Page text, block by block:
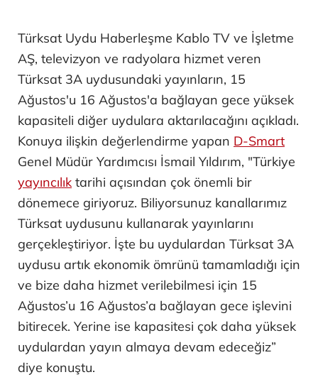
Türksat Uydu Haberleşme Kablo TV ve İşletme
AŞ, televizyon ve radyolara hizmet veren
Türksat 3A uydusundaki yayınların, 15
Ağustos'u 16 Ağustos'a bağlayan gece yüksek
kapasiteli diğer uydulara aktarılacağını açıkladı.
Konuya ilişkin değerlendirme yapan D-Smart
Genel Müdür Yardımcısı İsmail Yıldırım, "Türkiye
yayıncılık tarihi açısından çok önemli bir
dönemece giriyoruz. Biliyorsunuz kanallarımız
Türksat uydusunu kullanarak yayınlarını
gerçekleştiriyor. İşte bu uydulardan Türksat 3A
uydusu artık ekonomik ömrünü tamamladığı için
ve bize daha hizmet verilebilmesi için 15
Ağustos’u 16 Ağustos’a bağlayan gece işlevini
bitirecek. Yerine ise kapasitesi çok daha yüksek
uydulardan yayın almaya devam edeceğiz”
diye konuştu.